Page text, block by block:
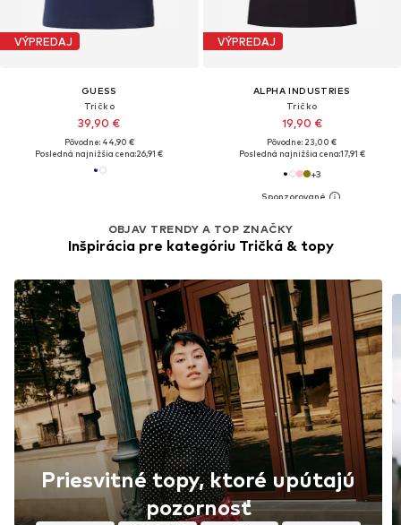
VÝPREDAJ
GUESS
Tričko
39,90 €
Pôvodne: 44,90 €
Posledná najnižšia cena:26,91 €
VÝPREDAJ
ALPHA INDUSTRIES
Tričko
19,90 €
Pôvodne: 23,00 €
Posledná najnižšia cena:17,91 €
+3
OBJAV TRENDY A TOP ZNAČKY
Inšpirácia pre kategóriu Tričká & topy
Priesvitné topy, ktoré upútajú
pozornosť